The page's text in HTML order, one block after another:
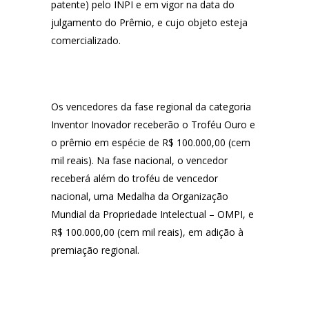
patente) pelo INPI e em vigor na data do
julgamento do Prêmio, e cujo objeto esteja
comercializado.
Os vencedores da fase regional da categoria
Inventor Inovador receberão o Troféu Ouro e
o prêmio em espécie de R$ 100.000,00 (cem
mil reais). Na fase nacional, o vencedor
receberá além do troféu de vencedor
nacional, uma Medalha da Organização
Mundial da Propriedade Intelectual – OMPI, e
R$ 100.000,00 (cem mil reais), em adição à
premiação regional.